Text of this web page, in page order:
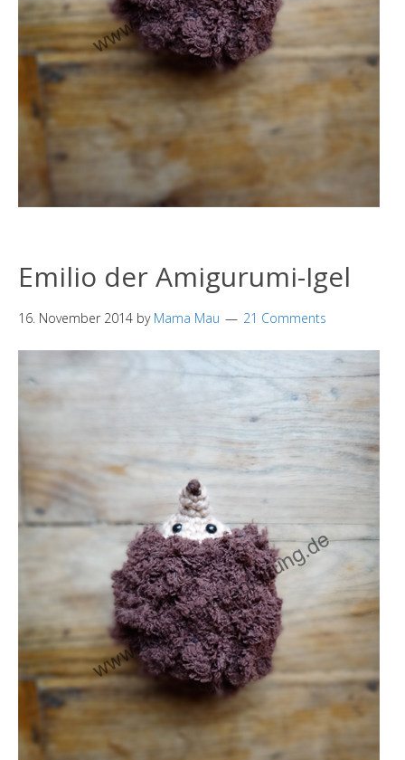
Emilio der Amigurumi-Igel
16. November 2014 by Mama Mau 21 Comments